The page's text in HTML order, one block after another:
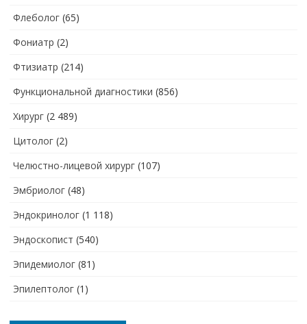
Флеболог (65)
Фониатр (2)
Фтизиатр (214)
Функциональной диагностики (856)
Хирург (2 489)
Цитолог (2)
Челюстно-лицевой хирург (107)
Эмбриолог (48)
Эндокринолог (1 118)
Эндоскопист (540)
Эпидемиолог (81)
Эпилептолог (1)